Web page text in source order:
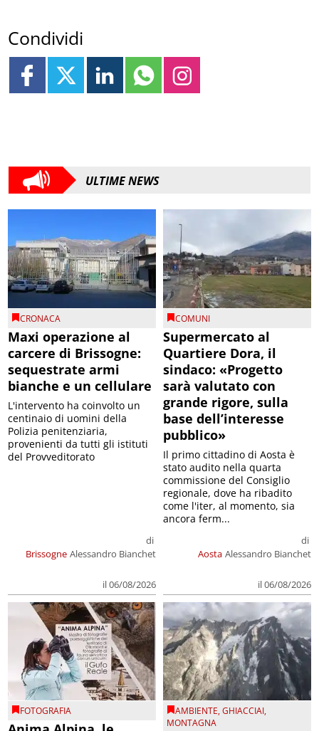
Condividi
ULTIME NEWS
CRONACA
Maxi operazione al
carcere di Brissogne:
sequestrate armi
bianche e un cellulare
Brissogne
di
Alessandro Bianchet
il 06/08/2026
L'intervento ha coinvolto un
centinaio di uomini della
Polizia penitenziaria,
provenienti da tutti gli istituti
del Provveditorato
COMUNI
Supermercato al
Quartiere Dora, il
sindaco: «Progetto
sarà valutato con
grande rigore, sulla
base dell’interesse
pubblico»
Aosta
di
Alessandro Bianchet
il 06/08/2026
Il primo cittadino di Aosta è
stato audito nella quarta
commissione del Consiglio
regionale, dove ha ribadito
come l'iter, al momento, sia
ancora ferm...
FOTOGRAFIA AMBIENTE,GHIACCIAI,
MONTAGNA